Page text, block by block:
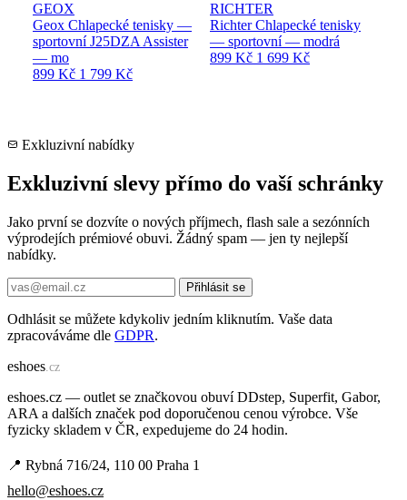
GEOX
Geox Chlapecké tenisky —
sportovní J25DZA Assister
— mo
899 Kč 1 799 Kč
RICHTER
Richter Chlapecké tenisky
— sportovní — modrá
899 Kč 1 699 Kč
Exkluzivní nabídky
Exkluzivní slevy přímo do vaší schránky
Jako první se dozvíte o nových příjmech, flash sale a sezónních
výprodejích prémiové obuvi. Žádný spam — jen ty nejlepší
nabídky.
Přihlásit se
Odhlásit se můžete kdykoliv jedním kliknutím. Vaše data
zpracováváme dle GDPR.
eshoes.cz
eshoes.cz — outlet se značkovou obuví DDstep, Superfit, Gabor,
ARA a dalších značek pod doporučenou cenou výrobce. Vše
fyzicky skladem v ČR, expedujeme do 24 hodin.
📍 Rybná 716/24, 110 00 Praha 1
hello@eshoes.cz